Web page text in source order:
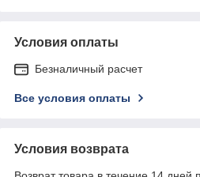
Условия оплаты
Безналичный расчет
Все условия оплаты
Условия возврата